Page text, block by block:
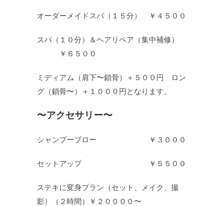
オーダーメイドスパ（１５分） ￥４５００
スパ（１０分）＆ヘアリペア（集中補修）
￥６５００
ミディアム（肩下〜鎖骨）＋５００円 ロン
グ（鎖骨〜）＋１０００円となります。
〜アクセサリー〜
シャンプーブロー ￥３０００
セットアップ ￥５５００
ステキに変身プラン（セット、メイク、撮
影）（２時間）￥２００００〜